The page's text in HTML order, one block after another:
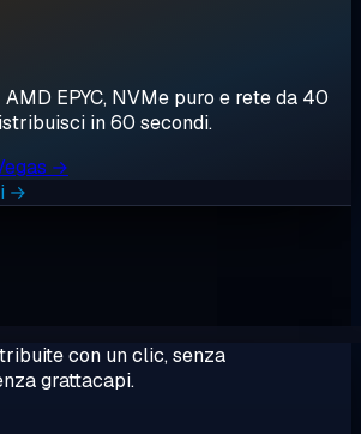
AMD EPYC, NVMe puro e rete da 40
in 60 secondi.
→
→
con un clic, senza
grattacapi.